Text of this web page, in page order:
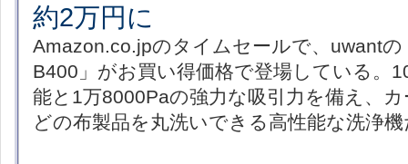
約2万円に
Amazon.co.jpのタイムセールで、uwant
B400」がお買い得価格で登場している。
能と1万8000Paの強力な吸引力を備え、
どの布製品を丸洗いできる高性能な洗浄